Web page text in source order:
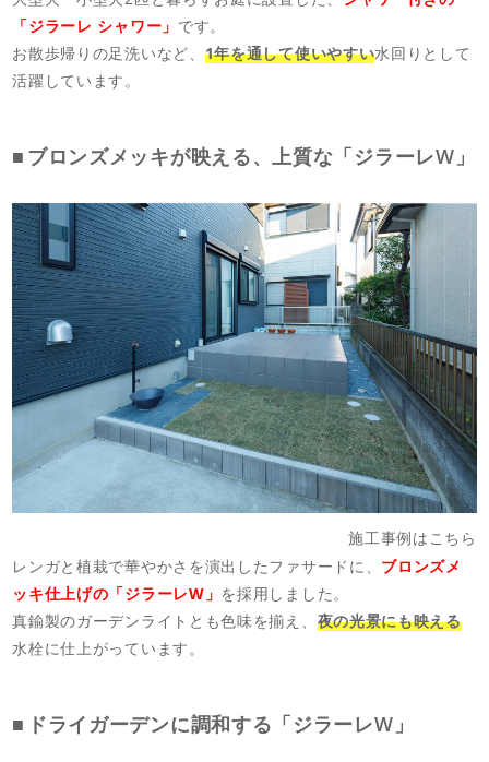
「ジラーレ シャワー」 です。
お散歩帰りの足洗いなど、 1年を通して使いやすい水回りとして
活躍しています。
ブロンズメッキが映える、上質な「ジラーレW」
施工事例はこちら
レンガと植栽で華やかさを演出したファサードに、 ブロンズメ
ッキ仕上げの「ジラーレW」 を採用しました。
真鍮製のガーデンライトとも色味を揃え、 夜の光景にも映える
水栓に仕上がっています。
ドライガーデンに調和する「ジラーレW」